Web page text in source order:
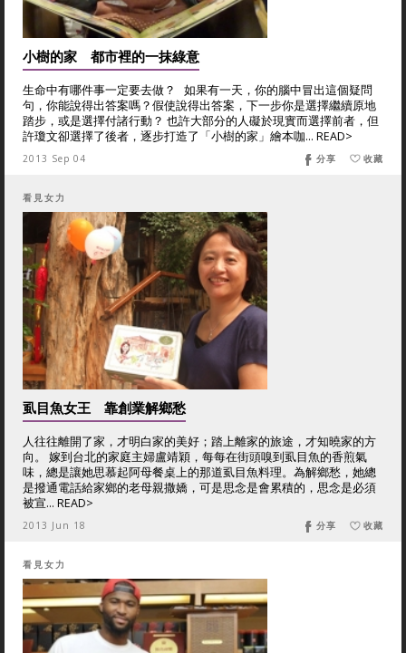
小樹的家 都市裡的一抹綠意
生命中有哪件事一定要去做？ 如果有一天，你的腦中冒出這個疑問
句，你能說得出答案嗎？假使說得出答案，下一步你是選擇繼續原地
踏步，或是選擇付諸行動？ 也許大部分的人礙於現實而選擇前者，但
許瓊文卻選擇了後者，逐步打造了「小樹的家」繪本咖... READ>
2013 Sep 04 收藏
分享
看見女力
虱目魚女王 靠創業解鄉愁
人往往離開了家，才明白家的美好；踏上離家的旅途，才知曉家的方
向。 嫁到台北的家庭主婦盧靖穎，每每在街頭嗅到虱目魚的香煎氣
味，總是讓她思慕起阿母餐桌上的那道虱目魚料理。為解鄉愁，她總
是撥通電話給家鄉的老母親撒嬌，可是思念是會累積的，思念是必須
被宣... READ>
2013 Jun 18 收藏
分享
看見女力